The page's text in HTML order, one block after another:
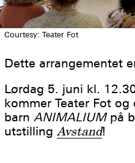
Courtesy: Teater Fot
Dette arrangementet
Lørdag 5. juni kl.
kommer Teater Fot
barnANIMALIUMpå
utstillingAvstand!